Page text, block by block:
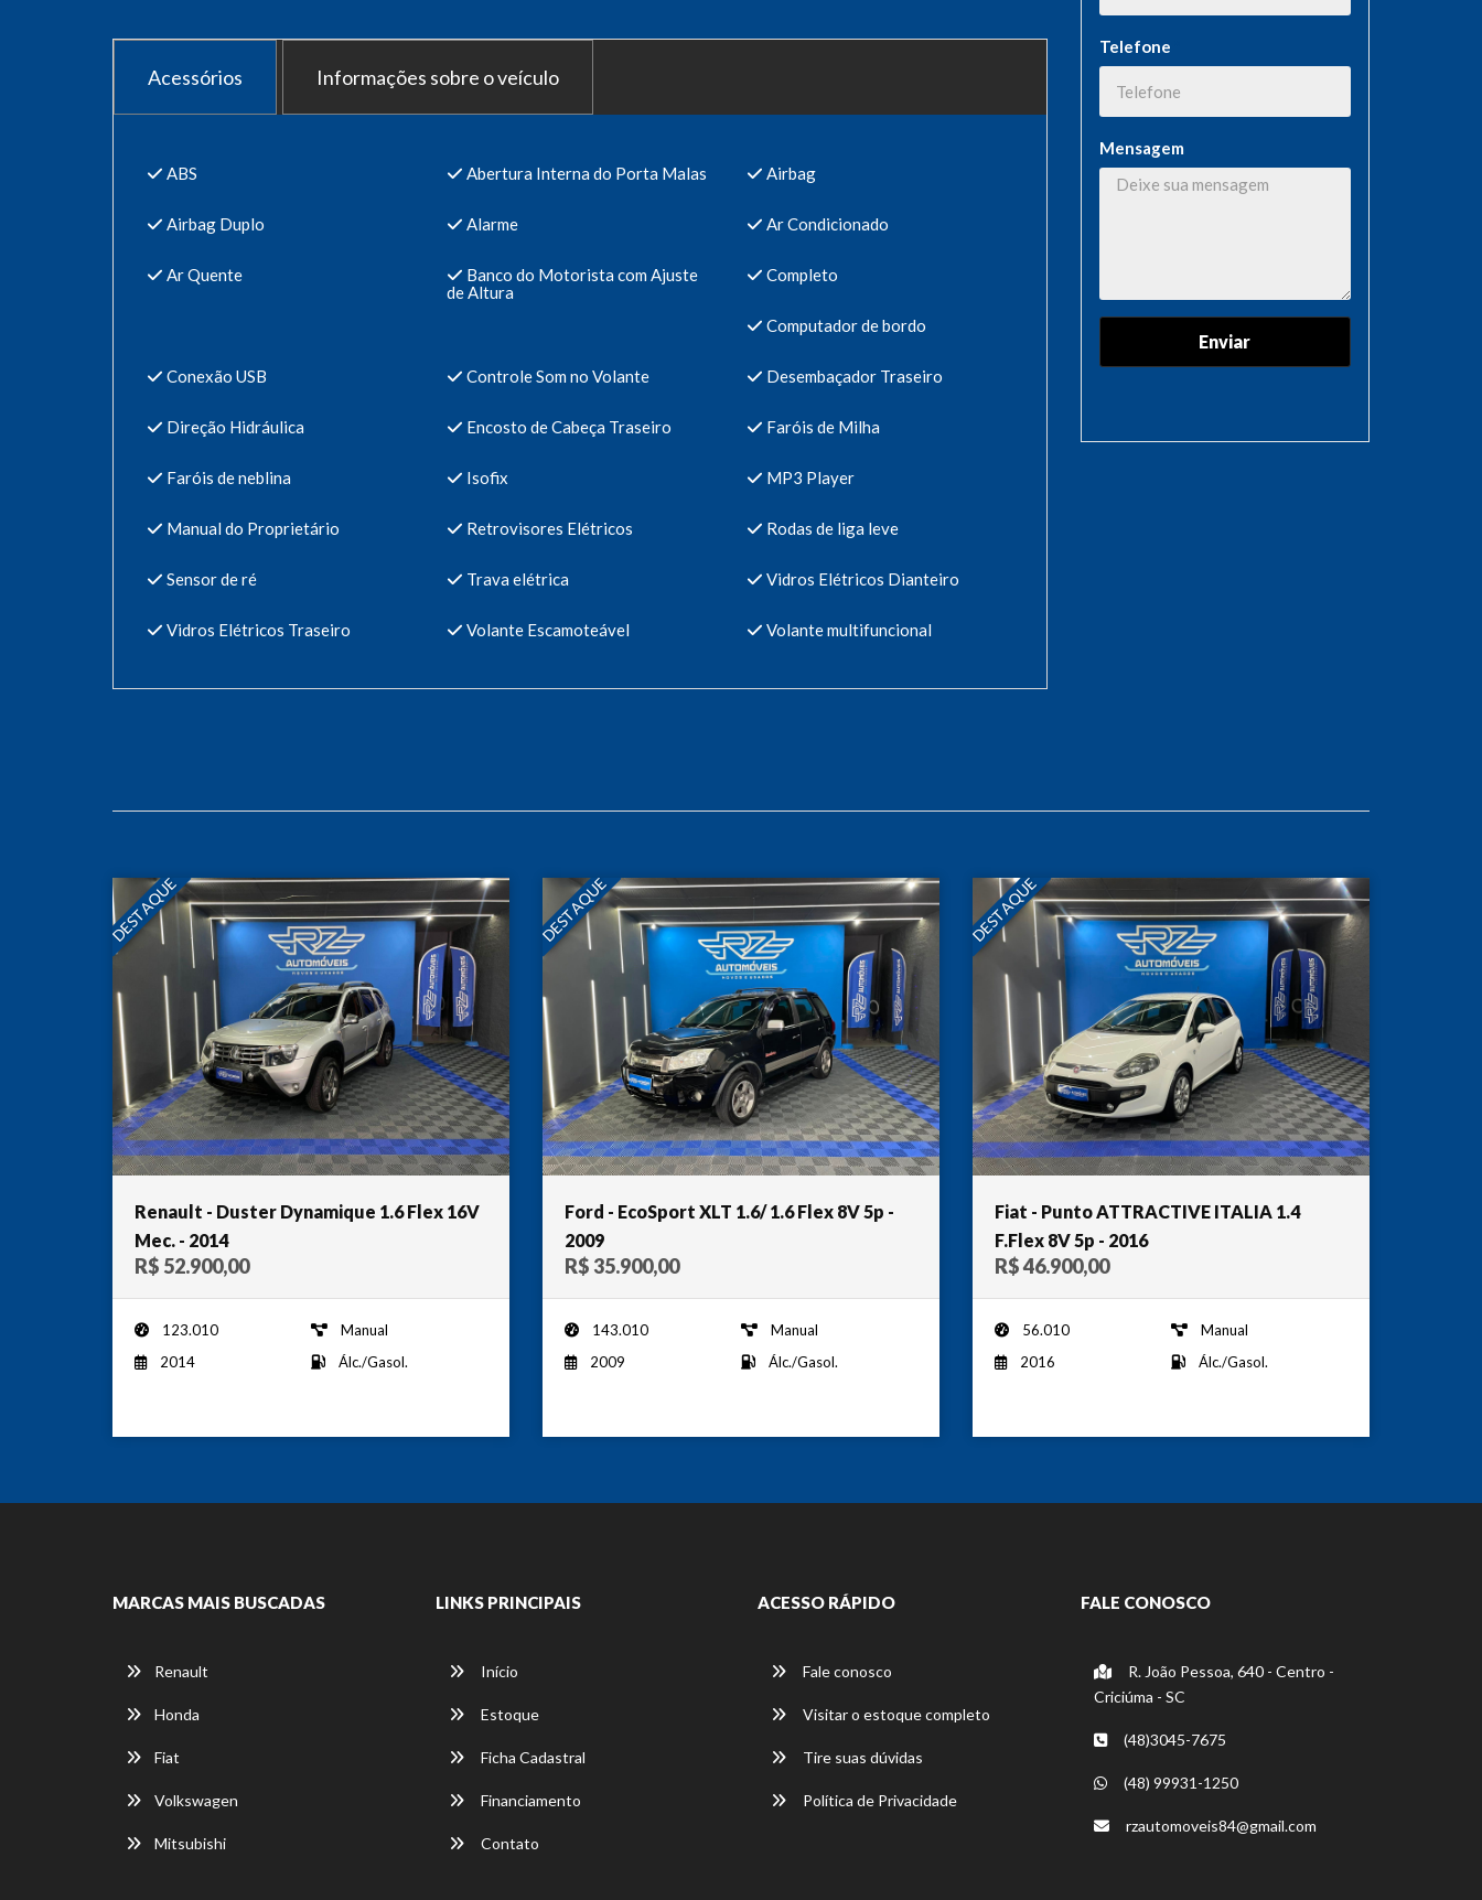
Acessórios Informações sobre o veículo
ABS Abertura Interna do Porta Malas Airbag
Airbag Duplo Alarme Ar Condicionado
Ar Quente
Banco do Motorista com Ajuste
de Altura
Completo
Computador de bordo
Conexão USB Controle Som no Volante Desembaçador Traseiro
Direção Hidráulica Encosto de Cabeça Traseiro Faróis de Milha
Faróis de neblina Isofix MP3 Player
Manual do Proprietário Retrovisores Elétricos Rodas de liga leve
Sensor de ré Trava elétrica Vidros Elétricos Dianteiro
Vidros Elétricos Traseiro Volante Escamoteável Volante multifuncional
Telefone
Mensagem
DESTAQUE
Renault - Duster Dynamique 1.6 Flex 16V
Mec. - 2014
R$ 52.900,00
123.010
Manual
2014
Álc./Gasol.
DESTAQUE
Ford - EcoSport XLT 1.6/ 1.6 Flex 8V 5p -
2009
R$ 35.900,00
143.010
Manual
2009
Álc./Gasol.
DESTAQUE
Fiat - Punto ATTRACTIVE ITALIA 1.4
F.Flex 8V 5p - 2016
R$ 46.900,00
56.010
Manual
2016
Álc./Gasol.
MARCAS MAIS BUSCADAS
Renault
Honda
Fiat
Volkswagen
Mitsubishi
LINKS PRINCIPAIS
Início
Estoque
Ficha Cadastral
Financiamento
Contato
ACESSO RÁPIDO
Fale conosco
Visitar o estoque completo
Tire suas dúvidas
Política de Privacidade
FALE CONOSCO
R. João Pessoa, 640 - Centro -
Criciúma - SC
(48)3045-7675
(48) 99931-1250
rzautomoveis84@gmail.com